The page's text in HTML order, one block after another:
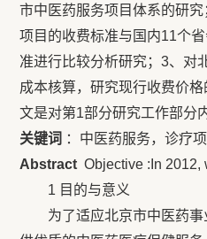
市中医药服务项目体系的研
项目的收费标准与国内11个
准进行比较分析研究；3、对
成本核算，研究现行收费价
文是对第1部分研究工作部分
关键词 ：中医药服务，诊疗
AbstractObjective :In 2012,
1 目的与意义
为了适应北京市中医药事